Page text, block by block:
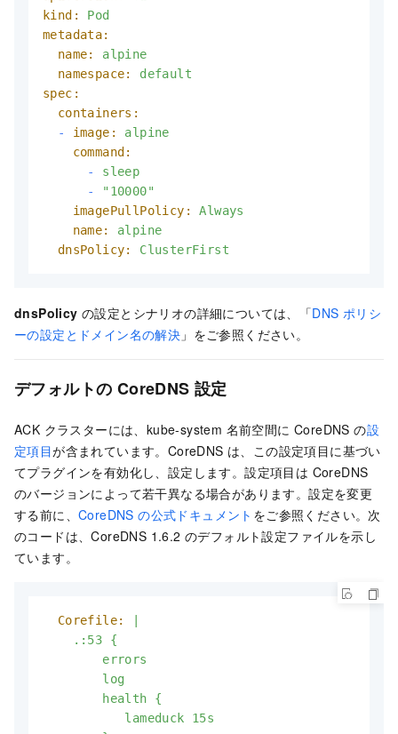
kind:
Pod
metadata:
name:
alpine
namespace:
default
spec:
containers:
-
image:
alpine
command:
-
sleep
-
"10000"
imagePullPolicy:
Always
name:
alpine
dnsPolicy:
ClusterFirst
dnsPolicy の設定とシナリオの詳細については、「DNS ポリシ
ーの設定とドメイン名の解決 」をご参照ください。
デフォルトの CoreDNS 設定
ACK クラスターには、kube-system 名前空間に CoreDNS の設
定項目が含まれています。CoreDNS は、この設定項目に基づい
てプラグインを有効化し、設定します。設定項目は CoreDNS
のバージョンによって若干異なる場合があります。設定を変更
する前に、 CoreDNS の公式ドキュメント をご参照ください。次
のコードは、CoreDNS 1.6.2 のデフォルト設定ファイルを示し
ています。
Corefile:
    .:53 {
        errors
        log
        health {
           lameduck 15s